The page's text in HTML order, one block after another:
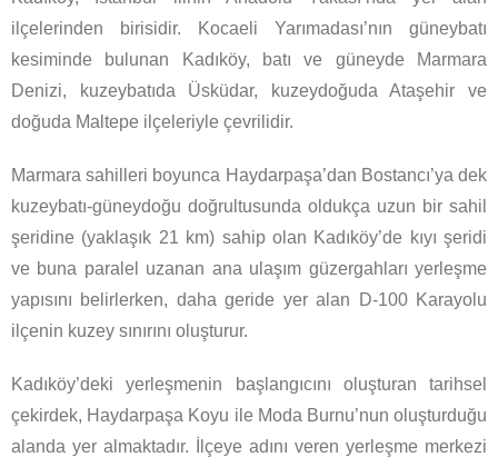
ilçelerinden birisidir. Kocaeli Yarımadası’nın güneybatı
kesiminde bulunan Kadıköy, batı ve güneyde Marmara
Denizi, kuzeybatıda Üsküdar, kuzeydoğuda Ataşehir ve
doğuda Maltepe ilçeleriyle çevrilidir.
Marmara sahilleri boyunca Haydarpaşa’dan Bostancı’ya dek
kuzeybatı-güneydoğu doğrultusunda oldukça uzun bir sahil
şeridine (yaklaşık 21 km) sahip olan Kadıköy’de kıyı şeridi
ve buna paralel uzanan ana ulaşım güzergahları yerleşme
yapısını belirlerken, daha geride yer alan D-100 Karayolu
ilçenin kuzey sınırını oluşturur.
Kadıköy’deki yerleşmenin başlangıcını oluşturan tarihsel
çekirdek, Haydarpaşa Koyu ile Moda Burnu’nun oluşturduğu
alanda yer almaktadır. İlçeye adını veren yerleşme merkezi